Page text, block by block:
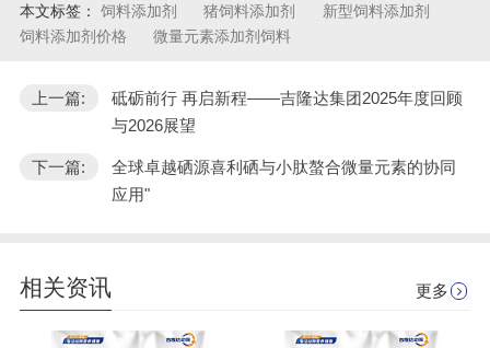
本文标签： 饲料添加剂 猪饲料添加剂
新型饲料添加剂
饲料添加剂价格
微量元素添加剂饲料
上一篇:
砥砺前行 再启新程——吉隆达集团2025年度回顾
与2026展望
下一篇:
全球卓越硒源喜利硒与小肽螯合微量元素的协同
应用"
相关资讯 更多